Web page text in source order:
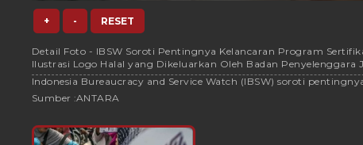
+ - RESET
Detail Foto - IBSW Soroti Pentingnya Kelancaran Program
Ilustrasi Logo Halal yang Dikeluarkan Oleh Badan Penyelenggara
Indonesia Bureaucracy and Service Watch (IBSW) soroti
Sumber :ANTARA